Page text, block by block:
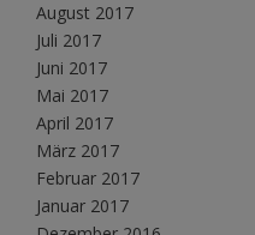
August 2017
Juli 2017
Juni 2017
Mai 2017
April 2017
März 2017
Februar 2017
Januar 2017